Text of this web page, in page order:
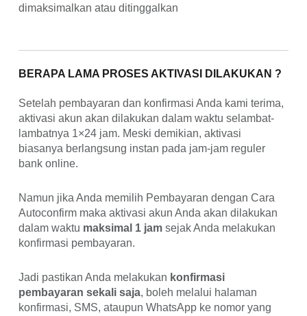
dimaksimalkan atau ditinggalkan
BERAPA LAMA PROSES AKTIVASI DILAKUKAN ?
Setelah pembayaran dan konfirmasi Anda kami terima,
aktivasi akun akan dilakukan dalam waktu selambat-
lambatnya 1×24 jam. Meski demikian, aktivasi
biasanya berlangsung instan pada jam-jam reguler
bank online.
Namun jika Anda memilih Pembayaran dengan Cara
Autoconfirm maka aktivasi akun Anda akan dilakukan
dalam waktu maksimal 1 jam sejak Anda melakukan
konfirmasi pembayaran.
Jadi pastikan Anda melakukan konfirmasi
pembayaran sekali saja, boleh melalui halaman
konfirmasi, SMS, ataupun WhatsApp ke nomor yang